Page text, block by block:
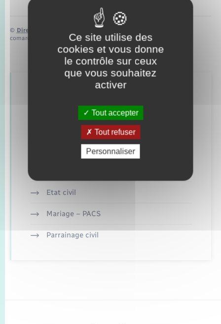
© Direction de l’information légale et administrative
comarquage developpé parbaseo.io
Concessions funéraires
Documents d’identité
Etat civil
Mariage – PACS
Parrainage civil
Ce site utilise des
cookies et vous donne
le contrôle sur ceux
que vous souhaitez
activer
Tout accepter
Tout refuser
Personnaliser